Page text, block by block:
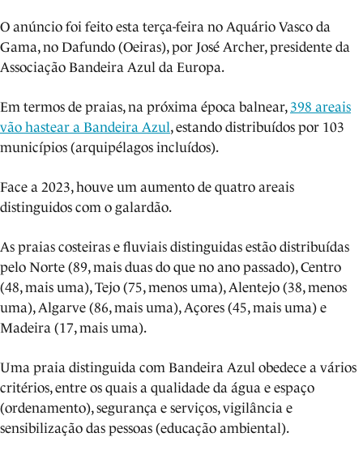
O anúncio foi feito esta terça-feira no Aquário Vasco da
Gama, no Dafundo (Oeiras), por José Archer, presidente da
Associação Bandeira Azul da Europa.
Em termos de praias, na próxima época balnear, 398 areais
vão hastear a Bandeira Azul, estando distribuídos por 103
municípios (arquipélagos incluídos).
Face a 2023, houve um aumento de quatro areais
distinguidos com o galardão.
As praias costeiras e fluviais distinguidas estão distribuídas
pelo Norte (89, mais duas do que no ano passado), Centro
(48, mais uma), Tejo (75, menos uma), Alentejo (38, menos
uma), Algarve (86, mais uma), Açores (45, mais uma) e
Madeira (17, mais uma).
Uma praia distinguida com Bandeira Azul obedece a vários
critérios, entre os quais a qualidade da água e espaço
(ordenamento), segurança e serviços, vigilância e
sensibilização das pessoas (educação ambiental).